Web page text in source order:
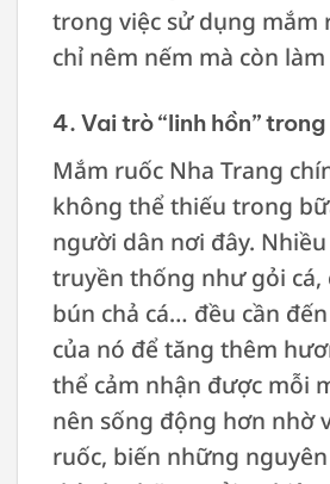
trong việc sử dụng mắm
chỉ nêm nếm mà còn
4. Vai trò “linh hồn”
Mắm ruốc Nha Trang
không thể thiếu trong
người dân nơi đây.
truyền thống như gỏi cá,
bún chả cá… đều cần
của nó để tăng thêm
thể cảm nhận được mỗi
nên sống động hơn nhờ
ruốc, biến những